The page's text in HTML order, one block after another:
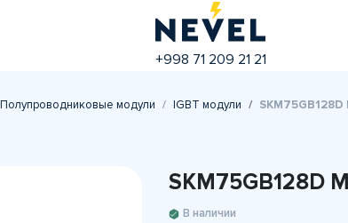
+998 71 209 21 21
Полупроводниковые модули IGBT модули
SKM75GB128D
В наличии